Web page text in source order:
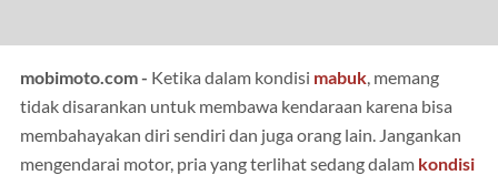
mobimoto.com - Ketika dalam kondisi mabuk, memang
tidak disarankan untuk membawa kendaraan karena bisa
membahayakan diri sendiri dan juga orang lain. Jangankan
mengendarai motor, pria yang terlihat sedang dalam kondisi